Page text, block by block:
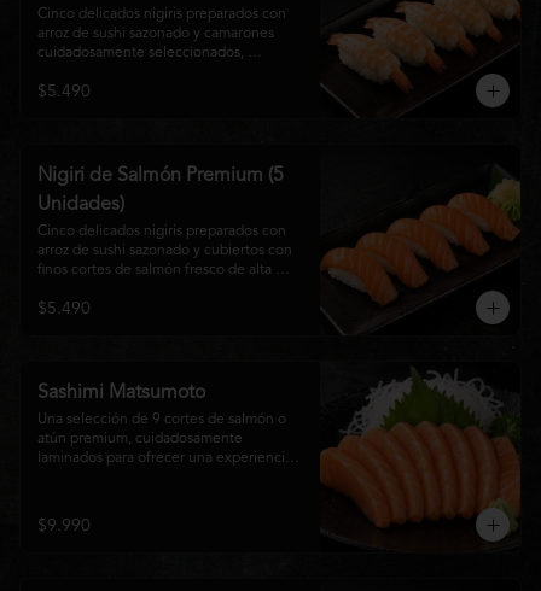
Cinco delicados nigiris preparados con
arroz de sushi sazonado y camarones
cuidadosamente seleccionados,
Su textura suave, frescura y sabor natural
$5.490
Nigiri de Salmón Premium (5
Unidades)
Cinco delicados nigiris preparados con
arroz de sushi sazonado y cubiertos con
finos cortes de salmón fresco de alta
gastronomía japonesa que destaca por su
$5.490
Sashimi Matsumoto
Una selección de 9 cortes de salmón o
atún premium, cuidadosamente
laminados para ofrecer una experiencia
$9.990